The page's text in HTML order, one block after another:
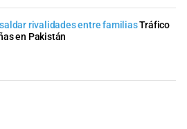
rivalidades entre familiasTráfico
en Pakistán